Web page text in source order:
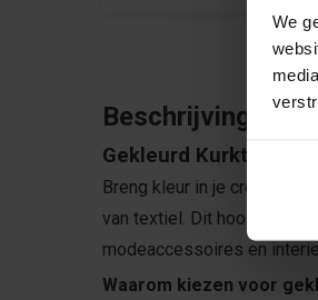
We
Beschrijving
Gekleurd Kurktextiel
Breng kleur in je creaties
van textiel. Dit
modeaccessoires en
Waarom kiezen voor